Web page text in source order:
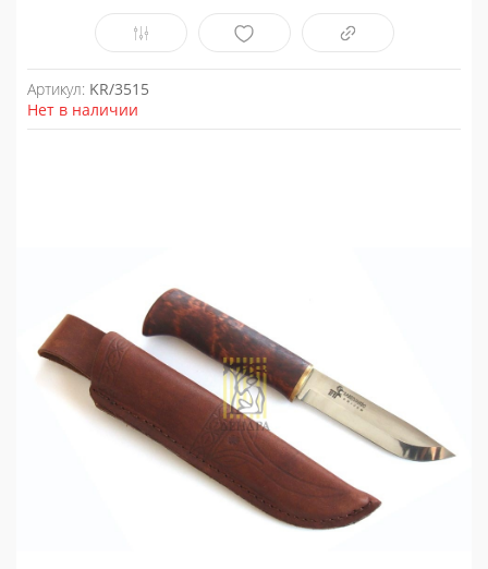
Артикул: KR/3515
Нет в наличии